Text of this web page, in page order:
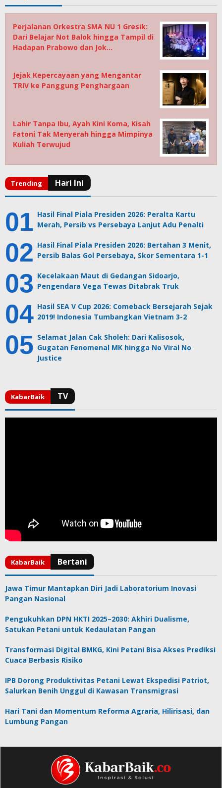
Perjalanan Orkestra SMA NU 1 Gresik:
Dari Belajar Not Balok hingga Tampil di
Hadapan Prabowo dan Jok…
Jejak Kepercayaan yang Mengantar
TRIV ke Panggung Penghargaan
Lahir Tanpa Ibu, Ayah Kini Koma, Kisah
Fatoni Tak Menyerah hingga Mimpinya
Kuliah Terwujud
Hasil Final Piala Presiden 2026: Peralta Kartu
Merah, Persib vs Persebaya Lanjut Adu Penalti
Hasil Final Piala Presiden 2026: Bertahan 3 Menit,
Persib Balas Gol Persebaya, Skor Sementara 1-1
Kecelakaan Maut di Gedangan Sidoarjo,
Pengendara Vega Tewas Ditabrak Truk
Hasil SEA V Cup 2026: Comeback Bersejarah Sejak
2019! Indonesia Tumbangkan Vietnam 3-2
Selamat Jalan Cak Sholeh: Dari Kalisosok,
Gugatan Fenomenal MK hingga No Viral No
Justice
Jawa Timur Mantapkan Diri Jadi Laboratorium Inovasi
Pangan Nasional
Pengukuhkan DPN HKTI 2025–2030: Akhiri Dualisme,
Satukan Petani untuk Kedaulatan Pangan
Transformasi Digital BMKG, Kini Petani Bisa Akses Prediksi
Cuaca Berbasis Risiko
IPB Dorong Produktivitas Petani Lewat Ekspedisi Patriot,
Salurkan Benih Unggul di Kawasan Transmigrasi
Hari Tani dan Momentum Reforma Agraria, Hilirisasi, dan
Lumbung Pangan